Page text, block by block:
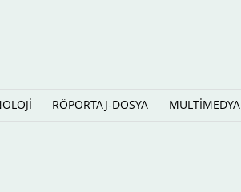
RÖPORTAJ-DOSYA MULTİMEDYA